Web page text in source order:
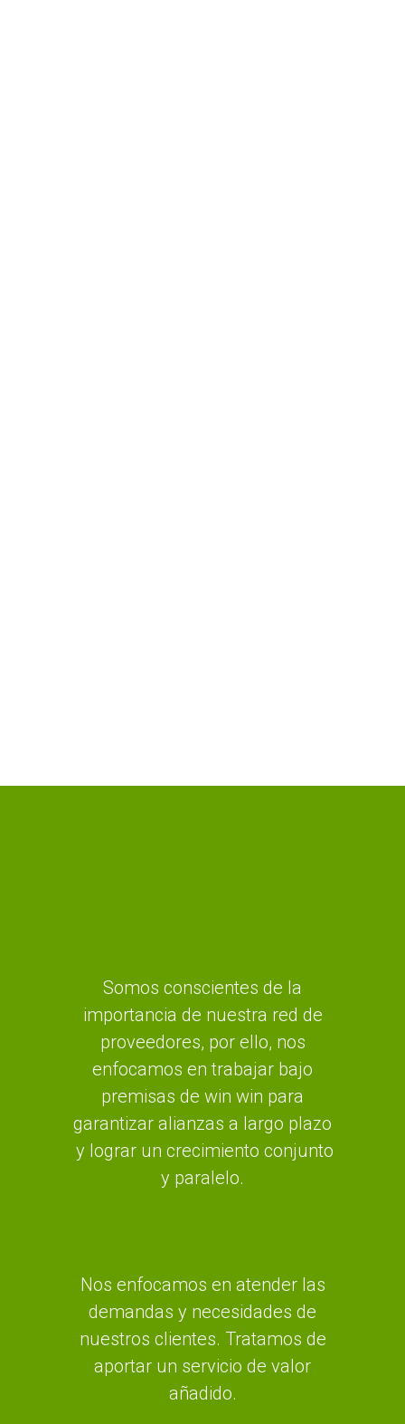
Somos conscientes de la
importancia de nuestra red de
proveedores, por ello, nos
enfocamos en trabajar bajo
premisas de win win para
garantizar alianzas a largo plazo
y lograr un crecimiento conjunto
y paralelo.
Nos enfocamos en atender las
demandas y necesidades de
nuestros clientes. Tratamos de
aportar un servicio de valor
añadido.